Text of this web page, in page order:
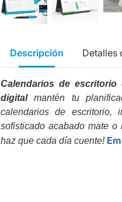
Descripción Detalles
Calendarios de
digitalmantén tu
calendarios de escritorio,
sofisticado acabado mate
haz que cada día cuente!